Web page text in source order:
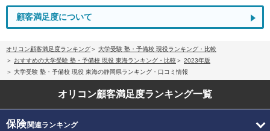
顧客満足度について
オリコン顧客満足度ランキング
大学受験 塾・予備校 現役ランキング・比較
おすすめの大学受験 塾・予備校 現役 東海ランキング・比較
2023年版
大学受験 塾・予備校 現役 東海の静岡県ランキング・口コミ情報
オリコン顧客満足度ランキング一覧
保険関連ランキング